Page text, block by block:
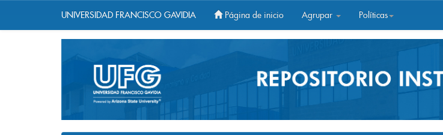
UNIVERSIDAD FRANCISCO GAVIDIA Página de inicio Agrupar Políticas